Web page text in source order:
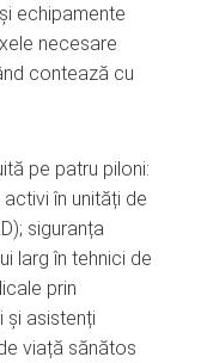
echipamente
necesare
contează cu
pe patru piloni:
în unități de
siguranța
larg în tehnici de
prin
și asistenți
viață sănătos